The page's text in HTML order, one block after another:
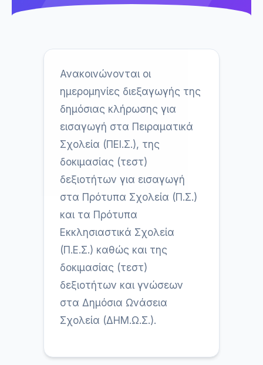
Ανακοινώνονται οι
ημερομηνίες διεξαγωγής της
δημόσιας κλήρωσης για
εισαγωγή στα Πειραματικά
Σχολεία (ΠΕΙ.Σ.), της
δοκιμασίας (τεστ)
δεξιοτήτων για εισαγωγή
στα Πρότυπα Σχολεία (Π.Σ.)
και τα Πρότυπα
Εκκλησιαστικά Σχολεία
(Π.Ε.Σ.) καθώς και της
δοκιμασίας (τεστ)
δεξιοτήτων και γνώσεων
στα Δημόσια Ωνάσεια
Σχολεία (ΔΗΜ.Ω.Σ.).